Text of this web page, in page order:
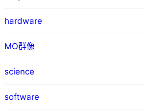
hardware
MO群像
science
software